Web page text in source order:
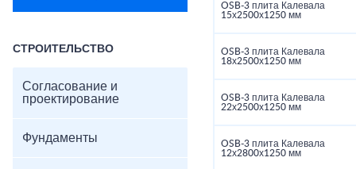
СТРОИТЕЛЬСТВО
Согласование и
проектирование
Фундаменты
OSB-3 плита Калевала
15х2500х1250 мм
OSB-3 плита Калевала
18х2500х1250 мм
OSB-3 плита Калевала
22х2500х1250 мм
OSB-3 плита Калевала
12х2800х1250 мм